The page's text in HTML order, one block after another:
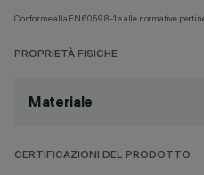
Conforme alla EN60598-1 e alle normative
PROPRIETÀ FISICHE
Materiale
CERTIFICAZIONI DEL PRODOTTO